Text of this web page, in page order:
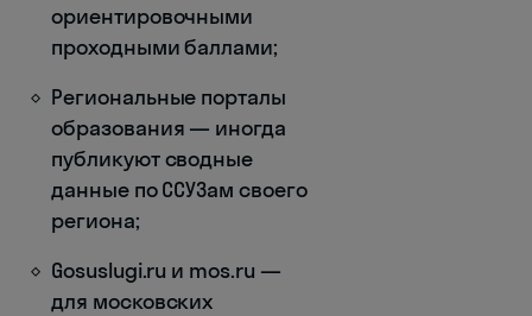
ориентировочными
проходными баллами;
Региональные порталы
образования — иногда
публикуют сводные
данные по ССУЗам своего
региона;
Gosuslugi.ru и mos.ru —
для московских